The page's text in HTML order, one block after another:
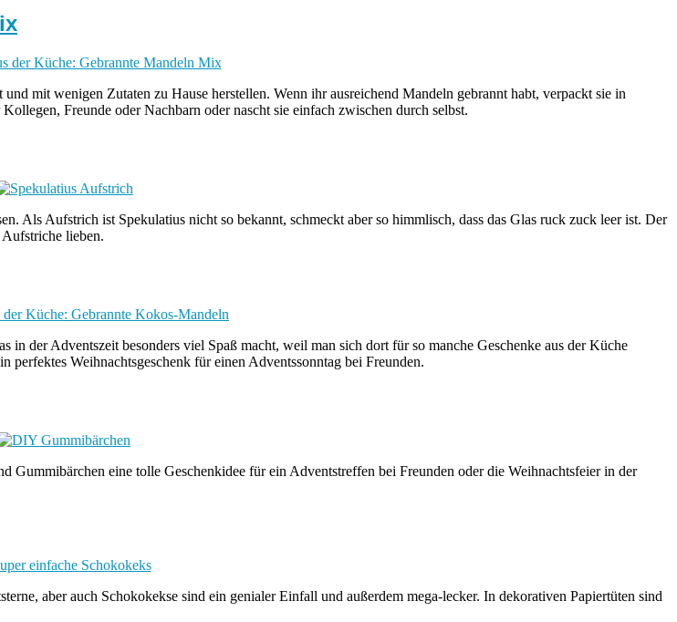
mit wenigen Zutaten zu Hause herstellen. Wenn ihr ausreichend Mandeln gebrannt habt, verpackt sie in
Freunde oder Nachbarn oder nascht sie einfach zwischen durch selbst.
Als Aufstrich ist Spekulatius nicht so bekannt, schmeckt aber so himmlisch, dass das Glas ruck zuck leer ist. Der
lieben.
der Adventszeit besonders viel Spaß macht, weil man sich dort für so manche Geschenke aus der Küche
perfektes Weihnachtsgeschenk für einen Adventssonntag bei Freunden.
eine tolle Geschenkidee für ein Adventstreffen bei Freunden oder die Weihnachtsfeier in der
aber auch Schokokekse sind ein genialer Einfall und außerdem mega-lecker. In dekorativen Papiertüten sind